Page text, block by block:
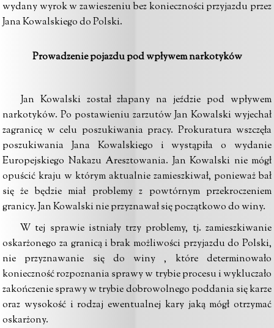
wydany wyrok w zawieszeniu bez konieczności przyjazdu przez
Jana Kowalskiego do Polski.
Prowadzenie pojazdu pod wpływem narkotyków
Jan Kowalski został złapany na jeździe pod wpływem
narkotyków. Po postawieniu zarzutów Jan Kowalski wyjechał
zagranicę w celu poszukiwania pracy. Prokuratura wszczęła
poszukiwania Jana Kowalskiego i wystąpiła o wydanie
Europejskiego Nakazu Aresztowania. Jan Kowalski nie mógł
opuścić kraju w którym aktualnie zamieszkiwał, ponieważ bał
się że będzie miał problemy z powtórnym przekroczeniem
granicy. Jan Kowalski nie przyznawał się początkowo do winy.
W tej sprawie istniały trzy problemy, tj. zamieszkiwanie
oskarżonego za granicą i brak możliwości przyjazdu do Polski,
nie przyznawanie się do winy , które determinowało
konieczność rozpoznania sprawy w trybie procesu i wykluczało
zakończenie sprawy w trybie dobrowolnego poddania się karze
oraz wysokość i rodzaj ewentualnej kary jaką mógł otrzymać
oskarżony.